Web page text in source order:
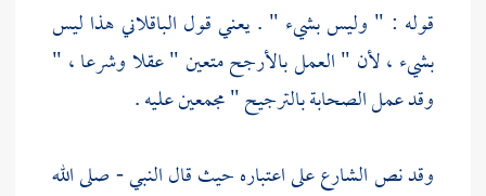
قوله : " وليس بشيء " . يعني قول الباقلانيهذا ليس
بشيء ، لأن " العمل بالأرجح متعين " عقلا وشرعا ، "
وقد عمل الصحابة بالترجيح " مجمعين عليه .
وقد نص الشارع على اعتباره حيث قال النبي - صلى الله